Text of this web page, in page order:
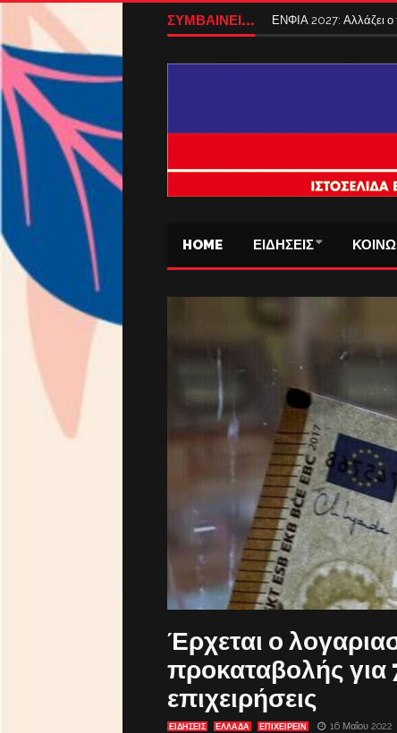
ΣΥΜΒΑΙΝΕΙ... ΕΝΦΙΑ 2027: Αλλάζει ο
HOME ΕΙΔΗΣΕΙΣ
Έρχεται ο
προκαταβολής για
επιχειρήσεις
ΕΙΔΗΣΕΙΣ ΕΛΛΑΔΑ ΕΠΙΧΕΙΡΕΙΝ 16 Μαΐου 2022